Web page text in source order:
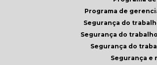
Programa de
Segurança do
Segurança do
Segurança do
Segurança